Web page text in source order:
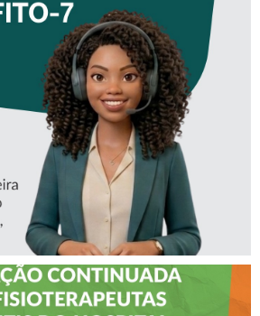
A ‘ALINE’,
VIRTUAL DO
CREFITO-7